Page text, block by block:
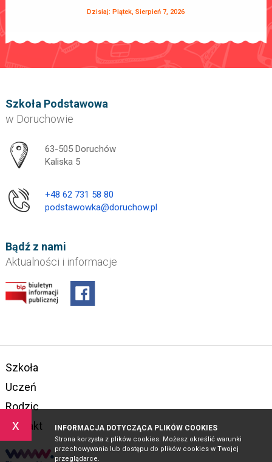
x INFORMACJA DOTYCZĄCA PLIKÓW COOKIES
Strona korzysta z plików cookies. Możesz określić warunki
przechowywania lub dostępu do plików cookies w Twojej
przeglądarce.
Dzisiaj: Piątek, Sierpień 7, 2026
Szkoła Podstawowa
w Doruchowie
Adres pocztowy:
63-505 Doruchów
Kaliska 5
+48 62 731 58 80
podstawowka@doruchow.pl
Bądź z nami
Aktualności i informacje
Szkoła
Uczeń
Rodzic
Kontakt